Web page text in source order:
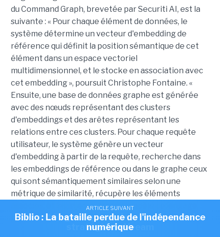
ARTICLE SUIVANT
Sécurité agentique et data au coeur de la
stratégie de Veeam
du Command Graph, brevetée par Securiti AI, est la
suivante : « Pour chaque élément de données, le
système détermine un vecteur d'embedding de
référence qui définit la position sémantique de cet
élément dans un espace vectoriel
multidimensionnel, et le stocke en association avec
cet embedding », poursuit Christophe Fontaine. «
Ensuite, une base de données graphe est générée
avec des nœuds représentant des clusters
d'embeddings et des arêtes représentant les
relations entre ces clusters. Pour chaque requête
utilisateur, le système génère un vecteur
d'embedding à partir de la requête, recherche dans
les embeddings de référence ou dans le graphe ceux
qui sont sémantiquement similaires selon une
métrique de similarité, récupère les éléments
associés, et les injecte dans un modèle de langage
génératif pour produire le résultat. »
ARTICLE SUIVANT
Biblio : La bataille perdue de l'indépendance
numérique